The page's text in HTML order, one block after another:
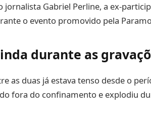
Gabriel Perline, a ex-
o evento promovido pela
durante as
as duas já estava tenso desde o
fora do confinamento e explodiu